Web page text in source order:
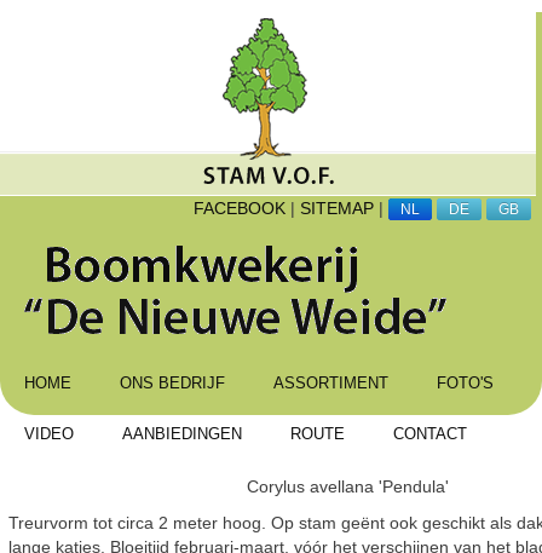
FACEBOOK | SITEMAP | NL DE GB
HOME ONS BEDRIJF ASSORTIMENT FOTO'S
VIDEO AANBIEDINGEN ROUTE CONTACT
Corylus avellana 'Pendula'
Treurvorm tot circa 2 meter hoog. Op stam geënt ook geschikt als
lange katjes. Bloeitijd februari-maart, vóór het verschijnen van het